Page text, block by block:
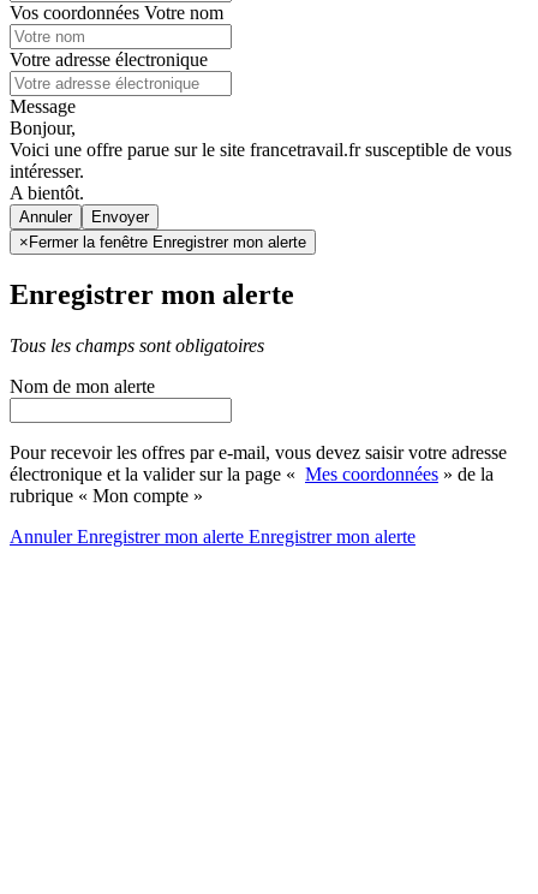
Vos coordonnées Votre nom
Votre adresse électronique
Message
Bonjour,
Voici une offre parue sur le site francetravail.fr susceptible de vous
intéresser.
A bientôt.
Annuler
× Fermer la fenêtre Enregistrer mon alerte
Enregistrer mon alerte
Tous les champs sont obligatoires
Nom de mon alerte
Pour recevoir les offres par e-mail, vous devez saisir votre adresse
électronique et la valider sur la page « Mes coordonnées » de la
rubrique « Mon compte »
AnnulerEnregistrer mon alerte Enregistrermon alerte